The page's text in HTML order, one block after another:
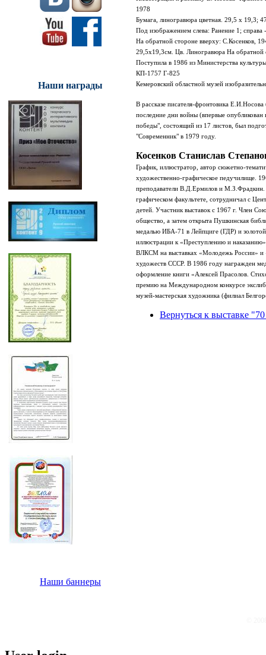
Наши награды
Наши баннеры
1978
Бумага, линогравюра цветная. 29,5 х 19,3;
Под изображением слева: Ранение 1; справа
На обратной стороне вверху: С.Косенков,
29,5х19,3см. Цв. Линогравюра На обратной
Поступила в 1986 из Министерства
КП-1757 Г-825
Кемеровский областной музей
В рассказе писателя-фронтовика
последние дни войны (впервые
победы", состоящий из 17 листов, был
"Современник" в 1979 году.
Косенков Станислав
График, иллюстратор автор сюжетно-
художественно-графическое педучилище
преподаватели В.Д.Ермилов и М.З.Фрадкин.
графическом факультете, сотрудничал с
детей. Участник выставок с 1967 г. Член
общество, а затем открыта Пушкинская
медалью ИБА-71 в Лейпциге (ГДР) и
иллюстрации к «Преступлению и
ВЛКСМ на выставках «Молодежь России» и
художеств СССР. В 1986 году награжден
оформление книги «Алексей Прасолов.
премию на Международном конкурсе
музей-мастерская художника (филиал Белг
Вернуться к выставке